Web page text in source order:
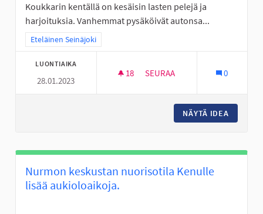
Koukkarin kentällä on kesäisin lasten pelejä ja
harjoituksia. Vanhemmat pysäköivät autonsa...
Rajaa tulokset teeman mukaan: Eteläinen Seinäjoki
Eteläinen Seinäjoki
LUONTIAIKA
28.01.2023
18 18 SEURAAJAA
SEURAA 0
NÄYTÄ IDEA
Nurmon keskustan nuorisotila Kenulle
lisää aukioloaikoja.